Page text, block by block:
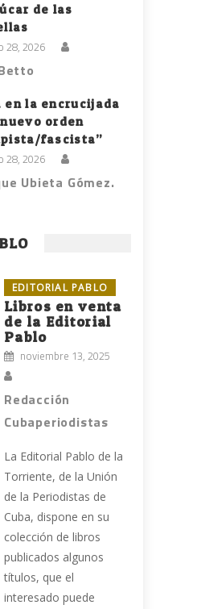
de las
28, 2026
en la encrucijada
orden
fascista”
28, 2026
Ubieta Gómez.
EDITORIAL PABLO
Libros en venta
de la Editorial
Pablo
noviembre 13, 2025
Redacción
Cubaperiodistas
La Editorial Pablo de la
Torriente, de la Unión
de la Periodistas de
Cuba, dispone en su
colección de libros
publicados algunos
títulos, que el
interesado puede